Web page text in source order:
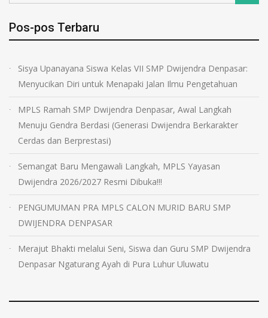
Pos-pos Terbaru
Sisya Upanayana Siswa Kelas VII SMP Dwijendra Denpasar:
Menyucikan Diri untuk Menapaki Jalan Ilmu Pengetahuan
MPLS Ramah SMP Dwijendra Denpasar, Awal Langkah
Menuju Gendra Berdasi (Generasi Dwijendra Berkarakter
Cerdas dan Berprestasi)
Semangat Baru Mengawali Langkah, MPLS Yayasan
Dwijendra 2026/2027 Resmi Dibuka!!!
PENGUMUMAN PRA MPLS CALON MURID BARU SMP
DWIJENDRA DENPASAR
Merajut Bhakti melalui Seni, Siswa dan Guru SMP Dwijendra
Denpasar Ngaturang Ayah di Pura Luhur Uluwatu